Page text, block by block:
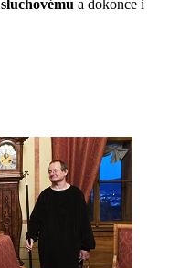
sluchovému a dokonce i